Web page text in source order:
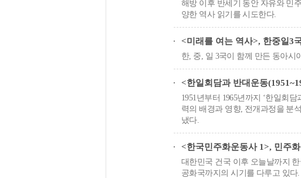
해방 이후 반세기 동안 자유와 민
양한 역사 읽기를 시도한다.
<미래를 여는 역사>, 한중일3
한, 중, 일 3국이 함께 만든 동아시
<한일회담과 반대운동
1951년부터 1965년까지 ‘한일회
력의 배경과 영향, 전개과정을 분
냈다.
<한국민주화운동사 1>, 민주
대한민국 건국 이후 오늘날까지
공화국까지의 시기를 다루고 있다.